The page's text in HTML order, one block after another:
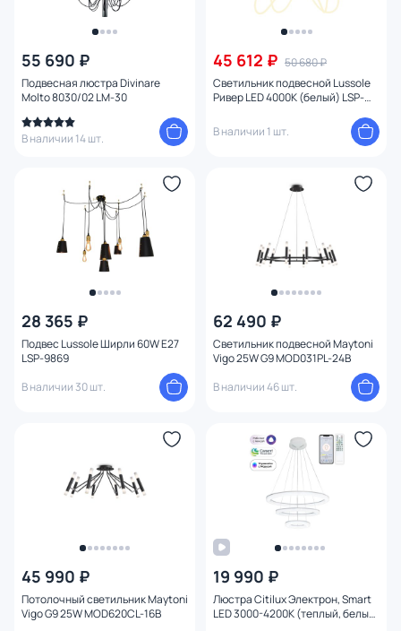
55 690 ₽
Подвесная люстра Divinare
Molto 8030/02 LM-30
В наличии 14 шт.
45 612 ₽ 50 680 ₽
Светильник подвесной Lussole
Ривер LED 4000К (белый) LSP-
В наличии 1 шт.
28 365 ₽
Подвес Lussole Ширли 60W E27
LSP-9869
В наличии 30 шт.
62 490 ₽
Светильник подвесной Maytoni
Vigo 25W G9 MOD031PL-24B
В наличии 46 шт.
45 990 ₽
Потолочный светильник Maytoni
Vigo G9 25W MOD620CL-16B
19 990 ₽
Люстра Citilux Электрон, Smart
LED 3000-4200К (теплый, белый)